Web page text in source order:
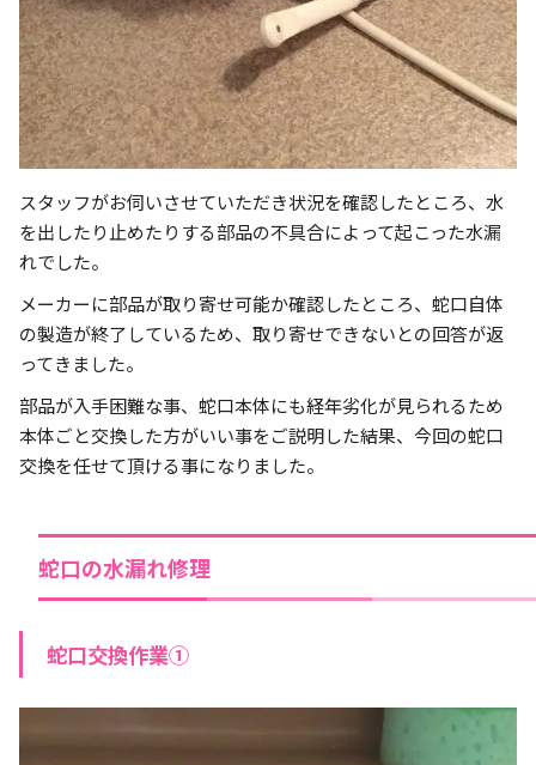
スタッフがお伺いさせていただき状況を確認したところ、水
を出したり止めたりする部品の不具合によって起こった水漏
れでした。
メーカーに部品が取り寄せ可能か確認したところ、蛇口自体
の製造が終了しているため、取り寄せできないとの回答が返
ってきました。
部品が入手困難な事、蛇口本体にも経年劣化が見られるため
本体ごと交換した方がいい事をご説明した結果、今回の蛇口
交換を任せて頂ける事になりました。
蛇口の水漏れ修理
蛇口交換作業①